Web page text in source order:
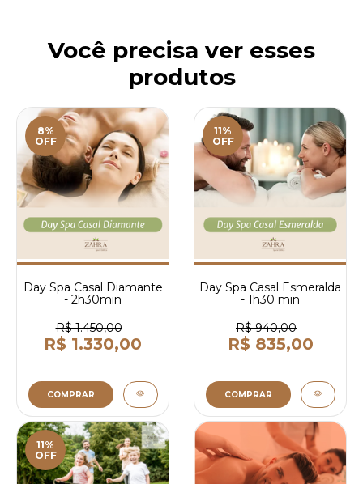
Você precisa ver esses
produtos
8%
OFF
Day Spa Casal Diamante
- 2h30min
R$ 1.450,00
R$ 1.330,00
COMPRAR
11%
OFF
Day Spa Casal Esmeralda
- 1h30 min
R$ 940,00
R$ 835,00
COMPRAR
11%
OFF